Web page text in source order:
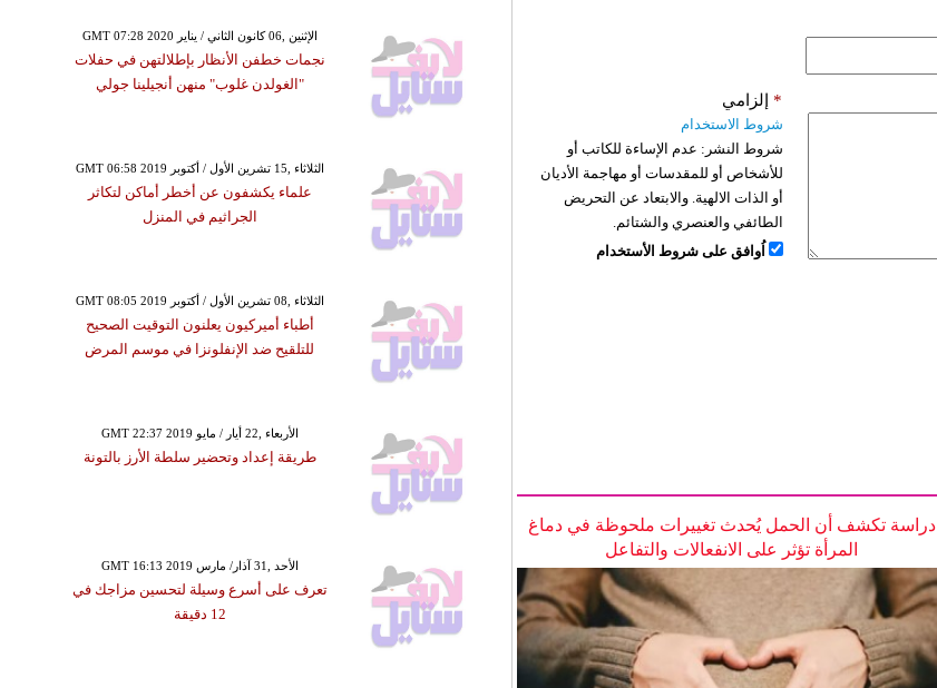
إلزامي *
شروط الاستخدام
شروط النشر: عدم الإساءة للكاتب أو
للأشخاص أو للمقدسات أو مهاجمة الأديان
أو الذات الالهية. والابتعاد عن التحريض
الطائفي والعنصري والشتائم.
اُوافق على شروط الأستخدام
دراسة تكشف أن الحمل يُحدث تغييرات ملحوظة في دماغ
المرأة تؤثر على الانفعالات والتفاعل
GMT 07:28 2020 الإثنين ,06 كانون الثاني / يناير
نجمات خطفن الأنظار بإطلالتهن في حفلات
"الغولدن غلوب" منهن أنجيلينا جولي
GMT 06:58 2019 الثلاثاء ,15 تشرين الأول / أكتوبر
علماء يكشفون عن أخطر أماكن لتكاثر
الجراثيم في المنزل
GMT 08:05 2019 الثلاثاء ,08 تشرين الأول / أكتوبر
أطباء أميركيون يعلنون التوقيت الصحيح
للتلقيح ضد الإنفلونزا في موسم المرض
GMT 22:37 2019 الأربعاء ,22 أيار / مايو
طريقة إعداد وتحضير سلطة الأرز بالتونة
GMT 16:13 2019 الأحد ,31 آذار/ مارس
تعرف على أسرع وسيلة لتحسين مزاجك في
12 دقيقة